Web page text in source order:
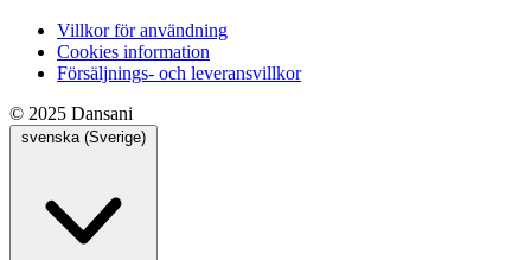
Villkor för användning
Cookies information
Försäljnings- och leveransvillkor
© 2025 Dansani
svenska (Sverige)